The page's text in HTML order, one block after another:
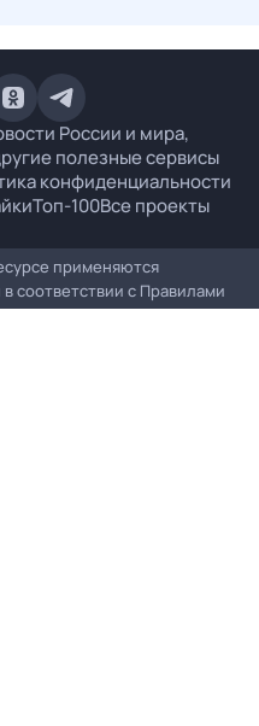
России и мира,
полезные сервисы
конфиденциальности
Топ-100Все проекты
применяются
соответствии с Правилами